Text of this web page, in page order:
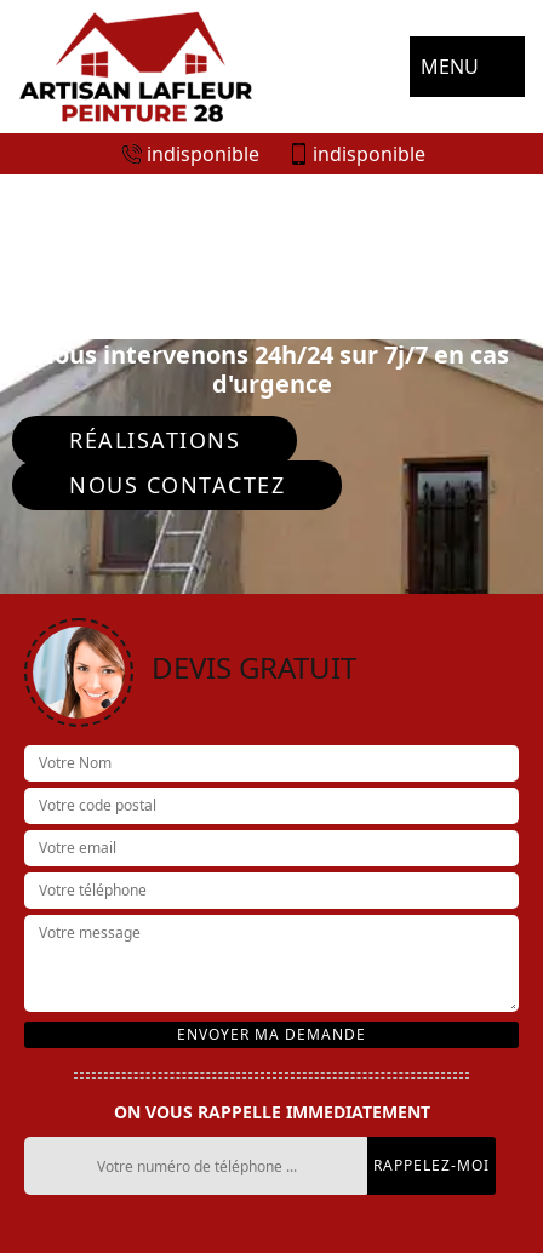
MENU
indisponible indisponible
Nous intervenons 24h/24 sur 7j/7 en cas
d'urgence
RÉALISATIONS
NOUS CONTACTEZ
DEVIS GRATUIT
ON VOUS RAPPELLE IMMEDIATEMENT